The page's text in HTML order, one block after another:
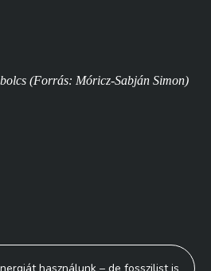
(Forrás: Móricz-Sabján Simon)